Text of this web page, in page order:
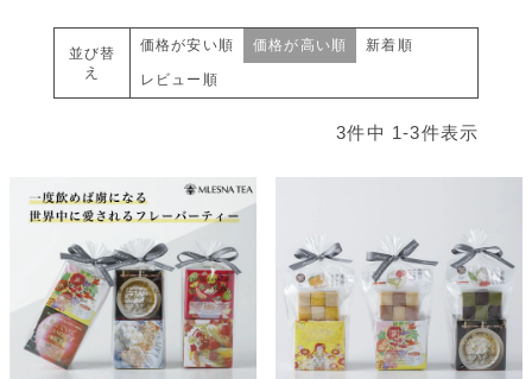
並び替
え
価格が安い順 価格が高い順 新着順
レビュー順
3件中 1-3件表示